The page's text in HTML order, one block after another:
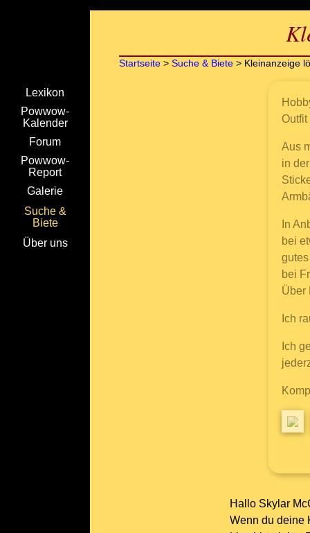
Lexikon
Powwow-
Kalender
Forum
Powwow-
Report
Galerie
Suche &
Biete
Über uns
Startseite> Suche & Biete> Kleinanzeige
Aus
in
In
bei
bei
Über
Ich
Ich
Hallo Skylar
Wenn du deine